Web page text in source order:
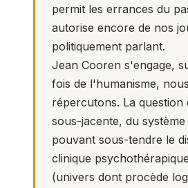
permit les errances du
autorise encore de nos
politiquement parlant.
Jean Cooren s'engage,
fois de l'humanisme,
répercutons. La question
sous-jacente, du
pouvant sous-tendre le
clinique
(univers dont procède